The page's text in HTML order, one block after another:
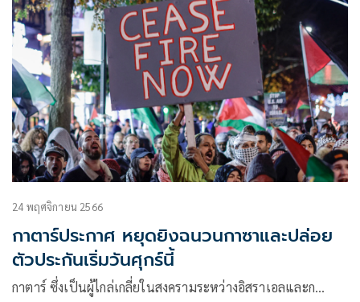
24 พฤศจิกายน 2566
กาตาร์ประกาศ หยุดยิงฉนวนกาซาและปล่อย
ตัวประกันเริ่มวันศุกร์นี้
กาตาร์ ซึ่งเป็นผู้ไกล่เกลี่ยในสงครามระหว่างอิสราเอลและก…